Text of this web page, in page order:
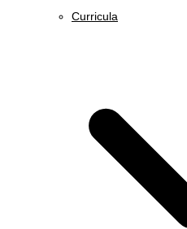
Curricula